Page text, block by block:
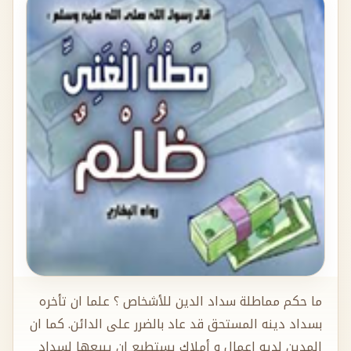
ما حكم مماطلة سداد الدين للأشخاص ؟ علما ان تأخره
بسداد دينه المستحق قد عاد بالضرر على الدائن. كما ان